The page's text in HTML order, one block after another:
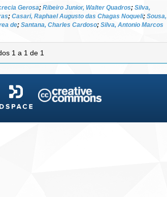
Gerosa; Ribeiro Junior, Walter Quadros; Silva,
; Casari, Raphael Augusto das Chagas Noqueli; Sousa,
de; Santana, Charles Cardoso; Silva, Antonio Marcos
1 a 1 de 1